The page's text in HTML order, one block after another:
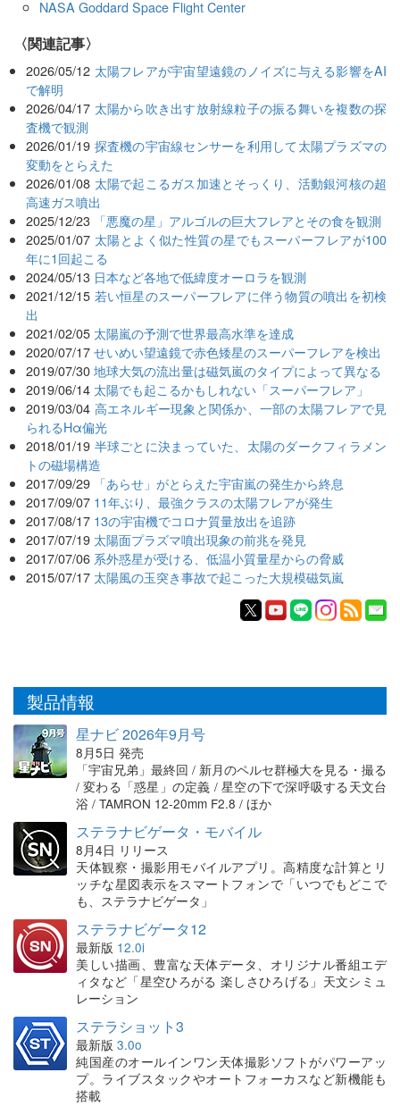
NASA Goddard Space Flight Center
関連記事
2026/05/12 太陽フレアが宇宙望遠鏡のノイズに与える影響をAI
で解明
2026/04/17 太陽から吹き出す放射線粒子の振る舞いを複数の探
査機で観測
2026/01/19 探査機の宇宙線センサーを利用して太陽プラズマの
変動をとらえた
2026/01/08 太陽で起こるガス加速とそっくり、活動銀河核の超
高速ガス噴出
2025/12/23 「悪魔の星」アルゴルの巨大フレアとその食を観測
2025/01/07 太陽とよく似た性質の星でもスーパーフレアが100
年に1回起こる
2024/05/13 日本など各地で低緯度オーロラを観測
2021/12/15 若い恒星のスーパーフレアに伴う物質の噴出を初検
出
2021/02/05 太陽嵐の予測で世界最高水準を達成
2020/07/17 せいめい望遠鏡で赤色矮星のスーパーフレアを検出
2019/07/30 地球大気の流出量は磁気嵐のタイプによって異なる
2019/06/14 太陽でも起こるかもしれない「スーパーフレア」
2019/03/04 高エネルギー現象と関係か、一部の太陽フレアで見
られるHα偏光
2018/01/19 半球ごとに決まっていた、太陽のダークフィラメン
トの磁場構造
2017/09/29 「あらせ」がとらえた宇宙嵐の発生から終息
2017/09/07 11年ぶり、最強クラスの太陽フレアが発生
2017/08/17 13の宇宙機でコロナ質量放出を追跡
2017/07/19 太陽面プラズマ噴出現象の前兆を発見
2017/07/06 系外惑星が受ける、低温小質量星からの脅威
2015/07/17 太陽風の玉突き事故で起こった大規模磁気嵐
製品情報
星ナビ 2026年9月号
8月5日 発売
「宇宙兄弟」最終回 / 新月のペルセ群極大を見る・撮る
/ 変わる「惑星」の定義 / 星空の下で深呼吸する天文台
浴 / TAMRON 12-20mm F2.8 / ほか
ステラナビゲータ・モバイル
8月4日 リリース
天体観察・撮影用モバイルアプリ。高精度な計算とリ
ッチな星図表示をスマートフォンで「いつでもどこで
も、ステラナビゲータ」
ステラナビゲータ12
最新版 12.0i
美しい描画、豊富な天体データ、オリジナル番組エデ
ィタなど「星空ひろがる 楽しさひろげる」天文シミュ
レーション
ステラショット3
最新版 3.0o
純国産のオールインワン天体撮影ソフトがパワーアッ
プ。ライブスタックやオートフォーカスなど新機能も
搭載